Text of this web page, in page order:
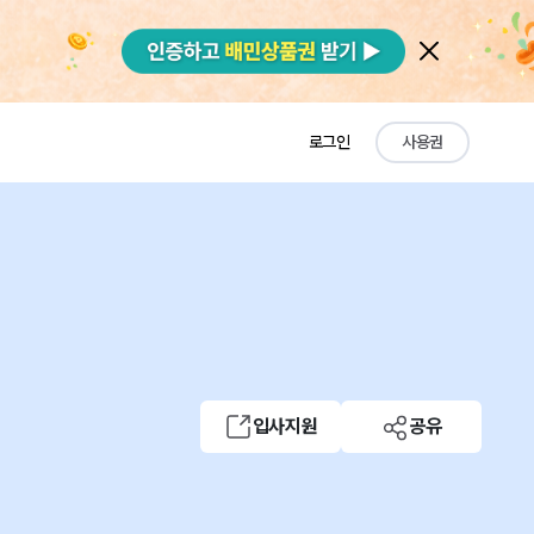
로그인 사용권
입사지원 공유